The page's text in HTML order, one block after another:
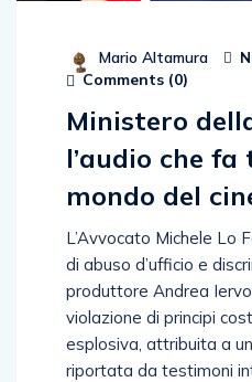
Mario Altamura
Comments (0)
Ministero
l’audio che
mondo del
L’Avvocato Michele Lo
di abuso d’ufficio e
produttore Andrea
violazione di principi
esplosiva, attribuita a
riportata da testimoni